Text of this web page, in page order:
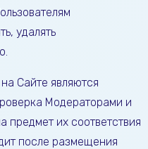
удалять
Сайте являются
Модераторами и
их соответствия
после размещения